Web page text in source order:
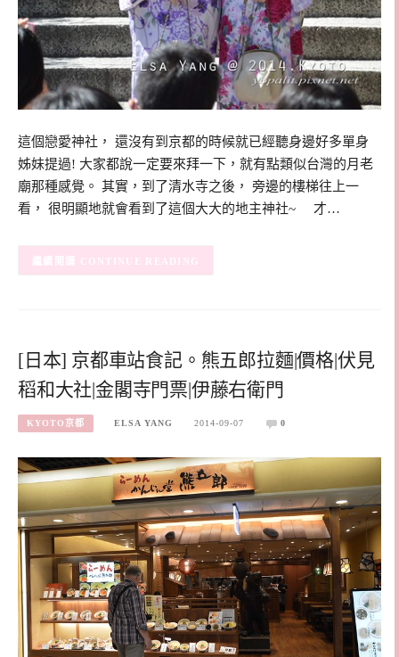
這個戀愛神社， 還沒有到京都的時候就已經聽身邊好多單身
姊妹提過! 大家都說一定要來拜一下，就有點類似台灣的月老
廟那種感覺。 其實，到了清水寺之後， 旁邊的樓梯往上一
看， 很明顯地就會看到了這個大大的地主神社~ 才…
CONTINUE READING
[日本] 京都車站食記。熊五郎拉麵|價格|伏見
稻和大社|金閣寺門票|伊藤右衛門
KYOTO京都 ELSA YANG 2014-09-07 0